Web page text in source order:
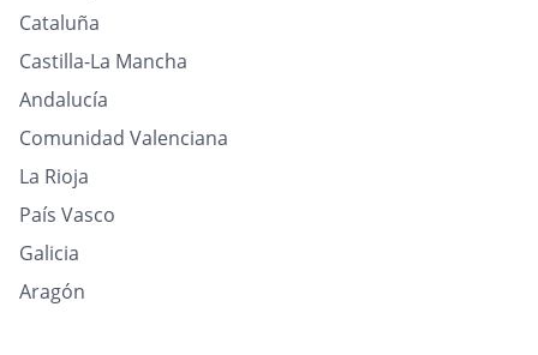
Cataluña
Castilla-La Mancha
Andalucía
Comunidad Valenciana
La Rioja
País Vasco
Galicia
Aragón